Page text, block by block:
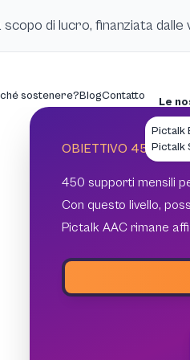
di lucro, finanziata
sostenere?BlogContatto Le
Pictalk
Pictalk
OBIETTIVO 450
450 supporti mensili
Con questo livello,
Pictalk AAC rimane